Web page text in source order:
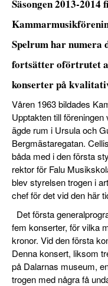
Säsongen 2013-2014
Spelrum har numera
fortsätter oförtrutet
konserter på
Våren 1963 bildades
Upptakten till
ägde rum i Ursula och
Bergmästaregatan.
båda med i den första
rektor för Falu
blev styrelsen trogen i
chef för det vid den här
Det första
fem konserter, för vilka
kronor. Vid den första
Denna konsert, liksom
på Dalarnas museum,
trogen med några få